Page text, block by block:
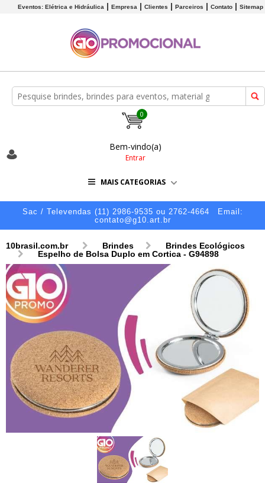
Eventos: Elétrica e Hidráulica Empresa Clientes Parceiros Contato Sitemap
0
Bem-vindo(a)
Entrar
MAIS CATEGORIAS
Sac / Televendas (11) 2986-9535 ou 2762-4664
Email:
contato@g10.art.br
10brasil.com.br Brindes
Brindes Ecológicos
Espelho de Bolsa Duplo em Cortica - G94898